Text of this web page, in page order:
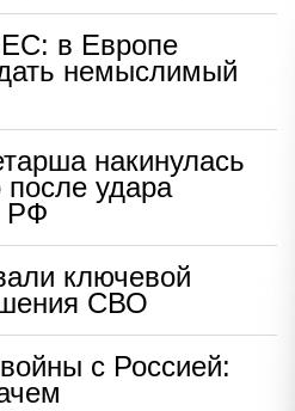
в Европе
немыслимый
накинулась
после удара
РФ
ключевой
СВО
с Россией: